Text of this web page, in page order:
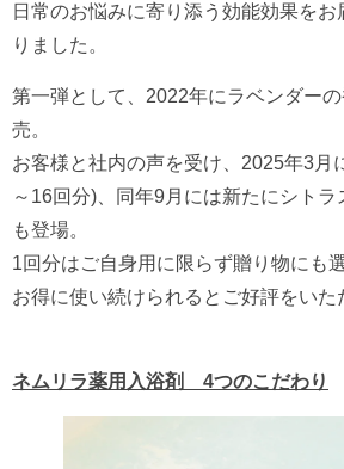
日常のお悩みに寄り添う効能効果を
りました。
第一弾として、2022年にラベンダー
売。
お客様と社内の声を受け、2025年3月
～16回分)、同年9月には新たにシト
も登場。
1回分はご自身用に限らず贈り物にも
お得に使い続けられるとご好評をいた
ネムリラ薬用入浴剤 4つのこだわり